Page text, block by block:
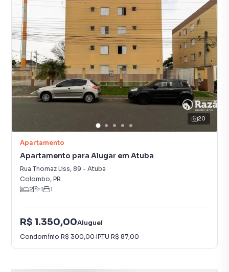
20
Apartamento
Apartamento para Alugar em Atuba
Rua Thomaz Liss, 89 - Atuba
Colombo, PR
2
1 1
R$ 1.350,00Aluguel
Condomínio R$ 300,00·IPTU R$ 87,00